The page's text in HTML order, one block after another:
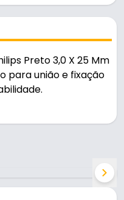
Preto 3,0 X 25 Mm
para união e fixação
e durável no uso